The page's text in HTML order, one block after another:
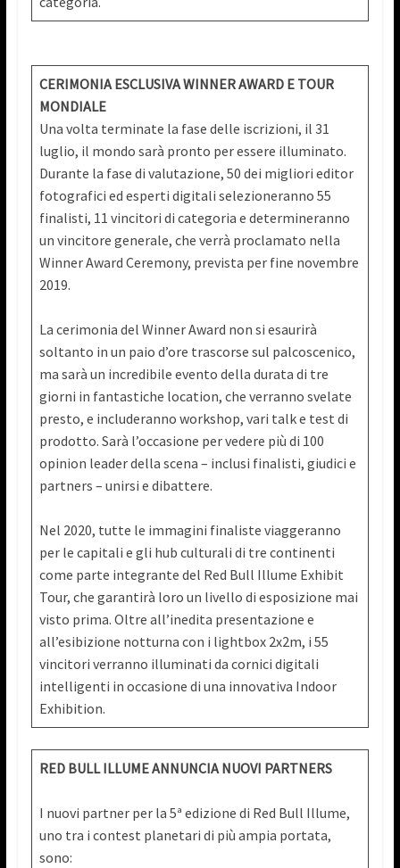
CERIMONIA ESCLUSIVA WINNER AWARD E TOUR
MONDIALE
Una volta terminate la fase delle iscrizioni, il 31
luglio, il mondo sarà pronto per essere illuminato.
Durante la fase di valutazione, 50 dei migliori editor
fotografici ed esperti digitali selezioneranno 55
finalisti, 11 vincitori di categoria e determineranno
un vincitore generale, che verrà proclamato nella
Winner Award Ceremony, prevista per fine novembre
2019.
La cerimonia del Winner Award non si esaurirà
soltanto in un paio d’ore trascorse sul palcoscenico,
ma sarà un incredibile evento della durata di tre
giorni in fantastiche location, che verranno svelate
presto, e includeranno workshop, vari talk e test di
prodotto. Sarà l’occasione per vedere più di 100
opinion leader della scena – inclusi finalisti, giudici e
partners – unirsi e dibattere.
Nel 2020, tutte le immagini finaliste viaggeranno
per le capitali e gli hub culturali di tre continenti
come parte integrante del Red Bull Illume Exhibit
Tour, che garantirà loro un livello di esposizione mai
visto prima. Oltre all’inedita presentazione e
all’esibizione notturna con i lightbox 2x2m, i 55
vincitori verranno illuminati da cornici digitali
intelligenti in occasione di una innovativa Indoor
Exhibition.
RED BULL ILLUME ANNUNCIA NUOVI PARTNERS
I nuovi partner per la 5ª edizione di Red Bull Illume,
uno tra i contest planetari di più ampia portata,
sono: